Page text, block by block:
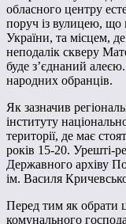
обласного центру
поруч із вулицею, що
України, та місцем,
неподалік скверу
буде з’єднаний
народних обранців.
Як зазначив
інституту
території, де має
років 15-20. Урешті-
Державного архіву
ім. Василя
Перед тим як обрати
комунального